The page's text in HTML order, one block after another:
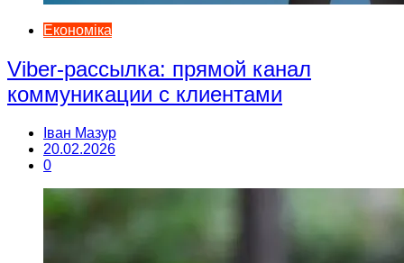
Економіка
Viber-рассылка: прямой канал
коммуникации с клиентами
Іван Мазур
20.02.2026
0